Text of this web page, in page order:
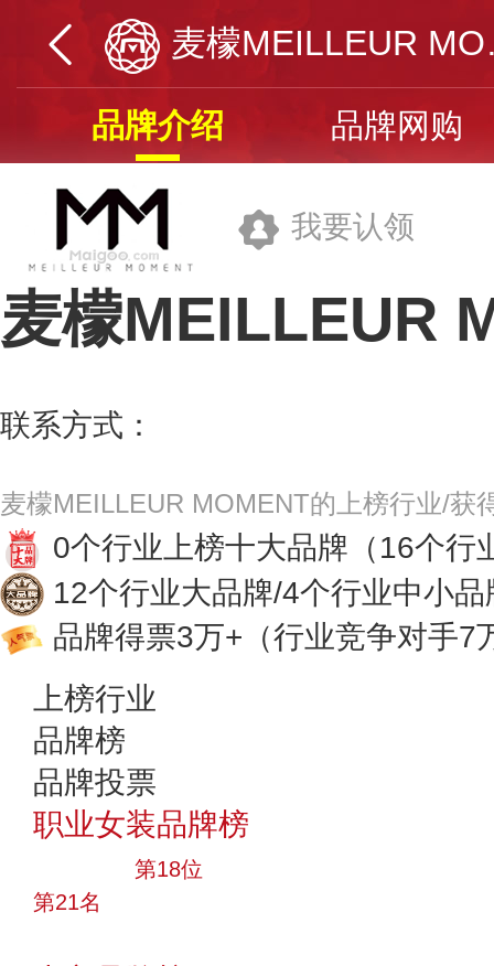
麦
品牌介绍 品牌网购
我要认领
麦檬MEILLEUR
联系方式：
麦檬MEILLEUR MOMENT的上榜行业/获
0个行业上榜十大品牌 （16个行
12个行业大品牌/4个行业中小品
品牌得票3万+ （行业竞争对手7
上榜行业
品牌榜
品牌投票
职业女装品牌榜
第18位
第21名